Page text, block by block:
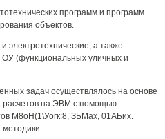
программ и программ
объектов.
электротехнические, а также
ОУ (функциональных уличных и
задач осуществлялось на основе
расчетов на ЭВМ с помощью
М8оН(1\Уогк:8, ЗБМах, 01АЬих.
методики: